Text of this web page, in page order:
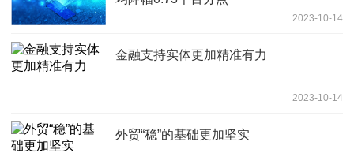
2023-10-14
金融支持实体更加精准有力
2023-10-14
外贸“稳”的基础更加坚实